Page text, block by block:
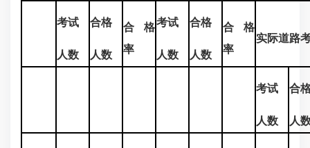
考试
人数
合格
人数
合格
率
考试
人数
合格
人数
合格
率
实际道路
考试
人数
合
人